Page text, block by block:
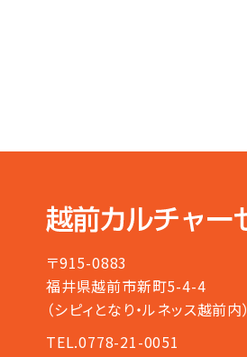
〒915-0883
福井県越前市新町5-4-4
（シピィとなり・ルネッス越前内）
TEL.0778-21-0051